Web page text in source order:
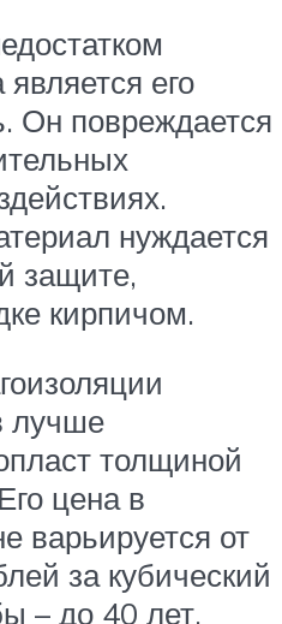
его
Он повреждается
нуждается
защите,
кирпичом.
лучше
толщиной
цена в
варьируется от
за кубический
– до 40 лет.